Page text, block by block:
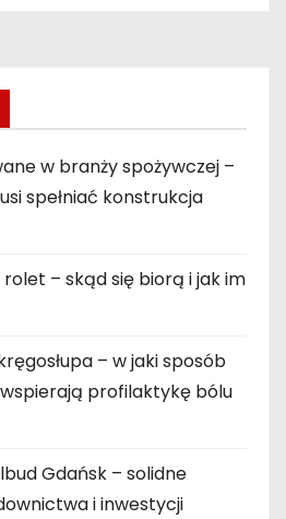
w branży spożywczej –
spełniać konstrukcja
– skąd się biorą i jak im
– w jaki sposób
profilaktykę bólu
Gdańsk – solidne
i inwestycji